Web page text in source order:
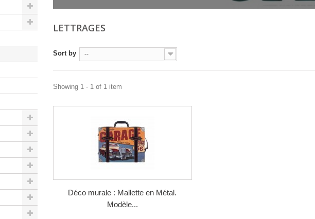
LETTRAGES
Sort by --
Showing 1 - 1 of 1 item
Déco murale : Mallette en Métal.
Modèle...